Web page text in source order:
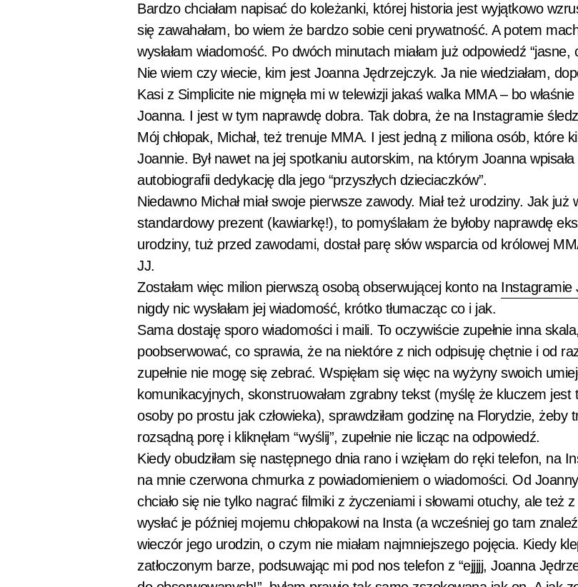
Bardzo chciałam napisać do koleżanki, której historia jest wyjątkowo
się zawahałam, bo wiem że bardzo sobie ceni prywatność. A potem
wysłałam wiadomość. Po dwóch minutach miałam już odpowiedź “jasne,
Nie wiem czy wiecie, kim jest Joanna Jędrzejczyk. Ja nie wiedziałam,
Kasi z Simplicite nie mignęła mi w telewizji jakaś walka MMA – bo
Joanna. I jest w tym naprawdę dobra. Tak dobra, że na Instagramie
Mój chłopak, Michał, też trenuje MMA. I jest jedną z miliona osób, które
Joannie. Był nawet na jej spotkaniu autorskim, na którym Joanna
autobiografii dedykację dla jego “przyszłych dzieciaczków”.
Niedawno Michał miał swoje pierwsze zawody. Miał też urodziny. Jak już
standardowy prezent (kawiarkę!), to pomyślałam że byłoby naprawdę
urodziny, tuż przed zawodami, dostał parę słów wsparcia od królowej
JJ.
Zostałam więc milion pierwszą osobą obserwującej konto na Instagramie
nigdy nic wysłałam jej wiadomość, krótko tłumacząc co i jak.
Sama dostaję sporo wiadomości i maili. To oczywiście zupełnie inna
poobserwować, co sprawia, że na niektóre z nich odpisuję chętnie i od
zupełnie nie mogę się zebrać. Wspięłam się więc na wyżyny swoich
komunikacyjnych, skonstruowałam zgrabny tekst (myślę że kluczem jest
osoby po prostu jak człowieka), sprawdziłam godzinę na Florydzie, żeby
rozsądną porę i kliknęłam “wyślij”, zupełnie nie licząc na odpowiedź.
Kiedy obudziłam się następnego dnia rano i wzięłam do ręki telefon, na
na mnie czerwona chmurka z powiadomieniem o wiadomości. Od
chciało się nie tylko nagrać filmiki z życzeniami i słowami otuchy, ale też z
wysłać je później mojemu chłopakowi na Insta (a wcześniej go tam
wieczór jego urodzin, o czym nie miałam najmniejszego pojęcia. Kiedy
zatłoczonym barze, podsuwając mi pod nos telefon z “ejjjjj, Joanna